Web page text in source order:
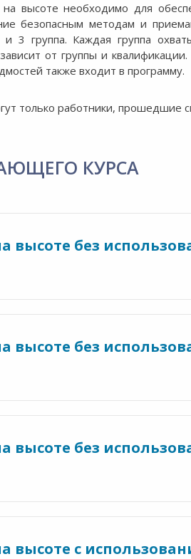
высоте необходимо для
безопасным методам и
и 3 группа. Каждая группа
от группы и
также входит в программу.
только работники, прошедшие
КУРСА
высоте без
высоте без
высоте без
высоте с